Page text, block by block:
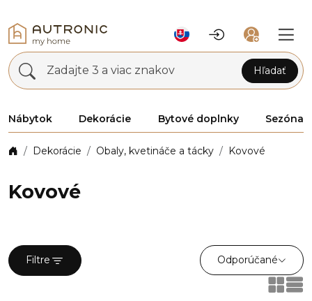
Zadajte 3 a viac znakov Hľadať
Nábytok Dekorácie Bytové doplnky Sezóna
Dekorácie Obaly, kvetináče a tácky Kovové
Kovové
Filtre Odporúčané